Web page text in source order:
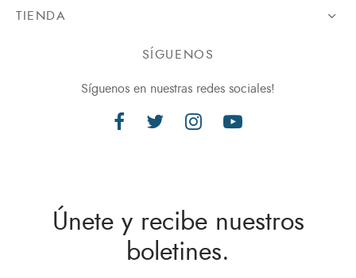
TIENDA
SÍGUENOS
Síguenos en nuestras redes sociales!
Únete y recibe nuestros
boletines.